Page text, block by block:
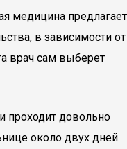
медицина предлагает
в зависимости от
врач сам выберет
проходит довольно
около двух дней.